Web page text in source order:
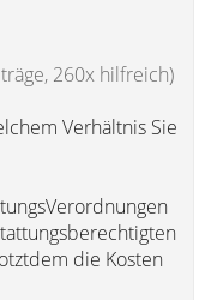
260x hilfreich)
Verhältnis Sie
die Kosten